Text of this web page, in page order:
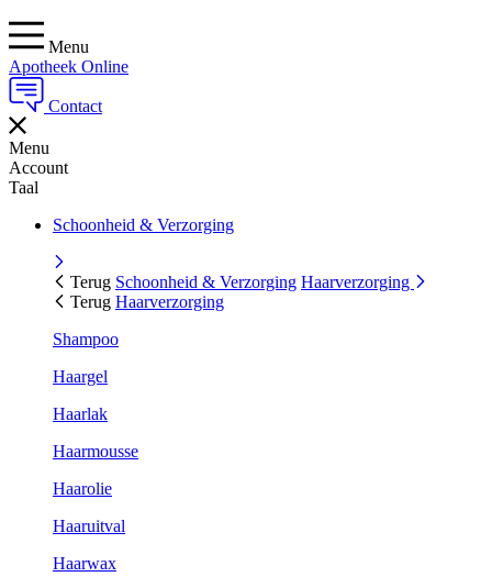
Menu
Apotheek Online
Contact
Menu
Account
Taal
Schoonheid & Verzorging
Terug Schoonheid & Verzorging Haarverzorging
Terug Haarverzorging
Shampoo
Haargel
Haarlak
Haarmousse
Haarolie
Haaruitval
Haarwax